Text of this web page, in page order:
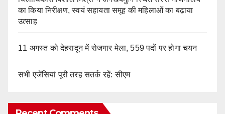
का किया निरीक्षण, स्वयं सहायता समूह की महिलाओं का बढ़ाया
उत्साह
11 अगस्त को देहरादून में रोजगार मेला, 559 पदों पर होगा चयन
सभी एजेंसियां पूरी तरह सतर्क रहें: सीएम